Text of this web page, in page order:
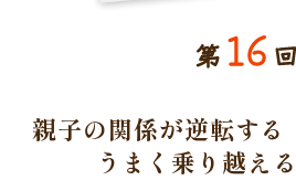
第 16 回
親子の関係が逆転する
うまく乗り越え